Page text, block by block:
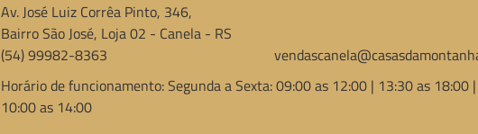
Av. José Luiz Corrêa Pinto, 346,
Bairro São José, Loja 02 - Canela - RS
(54) 99982-8363
Horário de funcionamento: Segunda a Sexta: 09:00 as 12:00 | 13:30 as 18:00 |
10:00 as 14:00